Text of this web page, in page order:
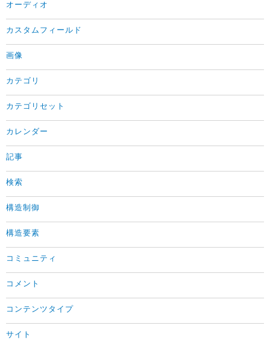
オーディオ
カスタムフィールド
画像
カテゴリ
カテゴリセット
カレンダー
記事
検索
構造制御
構造要素
コミュニティ
コメント
コンテンツタイプ
サイト